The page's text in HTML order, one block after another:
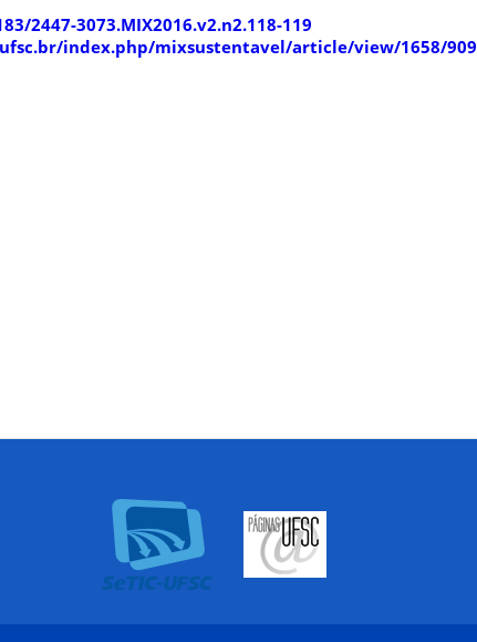
2447-3073.MIX2016.v2.n2.118-119
index.php/mixsustentavel/article/view/1658/909